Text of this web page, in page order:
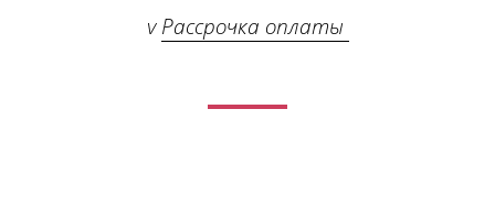
vРассрочка оплаты